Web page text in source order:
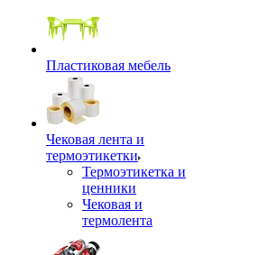
Пластиковая мебель
Чековая лента и
термоэтикетки
Термоэтикетка и
ценники
Чековая и
термолента